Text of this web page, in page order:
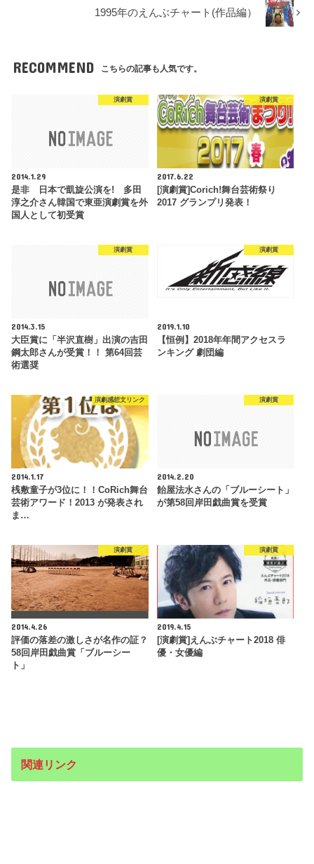
1995年のえんぶチャート(作品編）
RECOMMEND こちらの記事も人気です。
演劇賞
2014.1.29
是非 日本で凱旋公演を! 多田
淳之介さん韓国で東亜演劇賞を外
国人として初受賞
演劇賞
2017.6.22
[演劇賞]Corich!舞台芸術祭り
2017 グランプリ発表！
演劇賞
2014.3.15
大臣賞に「半沢直樹」出演の吉田
鋼太郎さんが受賞！！ 第64回芸
術選奨
演劇賞
2019.1.10
【恒例】2018年年間アクセスラ
ンキング 劇団編
演劇感想文リンク
2014.1.17
桟敷童子が3位に！！CoRich舞台
芸術アワード！2013 が発表され
ま…
演劇賞
2014.2.20
飴屋法水さんの「ブルーシート」
が第58回岸田戯曲賞を受賞
演劇賞
2014.4.26
評価の落差の激しさが名作の証？
58回岸田戯曲賞「ブルーシー
ト」
演劇賞
2019.4.15
[演劇賞]えんぶチャート2018 俳
優・女優編
関連リンク